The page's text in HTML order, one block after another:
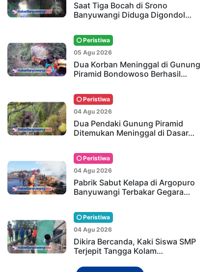
Saat Tiga Bocah di Srono
Banyuwangi Diduga Digondol…
Peristiwa
05 Agu 2026
Dua Korban Meninggal di Gunung
Piramid Bondowoso Berhasil…
Peristiwa
04 Agu 2026
Dua Pendaki Gunung Piramid
Ditemukan Meninggal di Dasar…
Peristiwa
04 Agu 2026
Pabrik Sabut Kelapa di Argopuro
Banyuwangi Terbakar Gegara…
Peristiwa
04 Agu 2026
Dikira Bercanda, Kaki Siswa SMP
Terjepit Tangga Kolam…